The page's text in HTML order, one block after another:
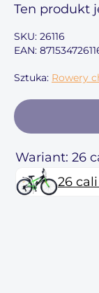
Ten produkt
SKU: 26116
EAN:
Sztuka: Rowery
Wariant: 26
26